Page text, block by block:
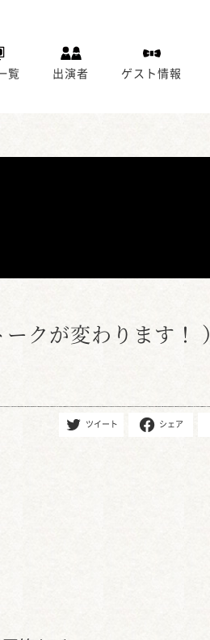
覧 出演者 ゲスト情報
クが変わります！ ）
ツイート シェア